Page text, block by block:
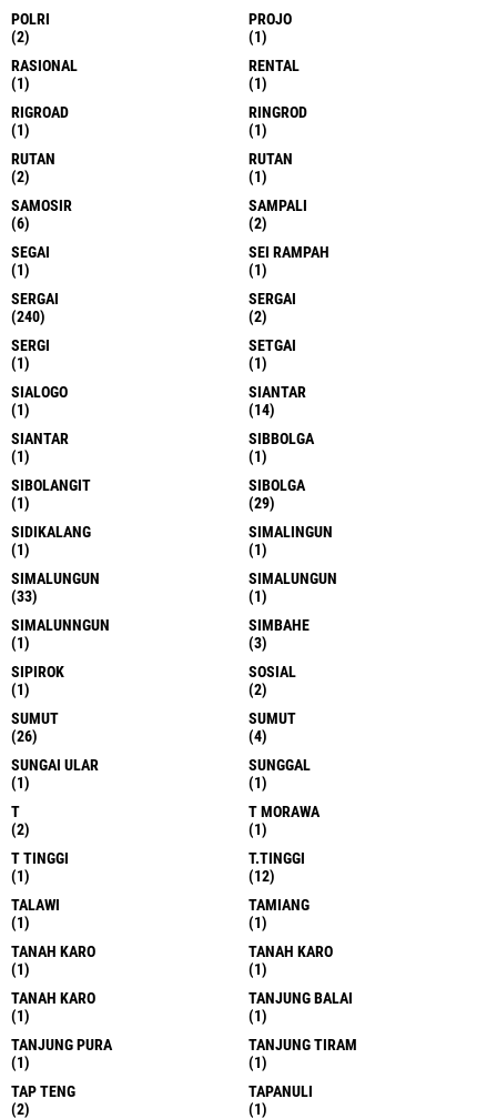
POLRI
(2)
PROJO
(1)
RASIONAL
(1)
RENTAL
(1)
RIGROAD
(1)
RINGROD
(1)
RUTAN
(2)
RUTAN
(1)
SAMOSIR
(6)
SAMPALI
(2)
SEGAI
(1)
SEI RAMPAH
(1)
SERGAI
(240)
SERGAI
(2)
SERGI
(1)
SETGAI
(1)
SIALOGO
(1)
SIANTAR
(14)
SIANTAR
(1)
SIBBOLGA
(1)
SIBOLANGIT
(1)
SIBOLGA
(29)
SIDIKALANG
(1)
SIMALINGUN
(1)
SIMALUNGUN
(33)
SIMALUNGUN
(1)
SIMALUNNGUN
(1)
SIMBAHE
(3)
SIPIROK
(1)
SOSIAL
(2)
SUMUT
(26)
SUMUT
(4)
SUNGAI ULAR
(1)
SUNGGAL
(1)
T
(2)
T MORAWA
(1)
T TINGGI
(1)
T.TINGGI
(12)
TALAWI
(1)
TAMIANG
(1)
TANAH KARO
(1)
TANAH KARO
(1)
TANAH KARO
(1)
TANJUNG BALAI
(1)
TANJUNG PURA
(1)
TANJUNG TIRAM
(1)
TAP TENG
(2)
TAPANULI
(1)